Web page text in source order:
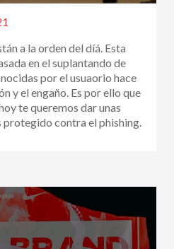
a la orden del díá. Esta
en el suplantando de
por el usuaorio hace
y el engaño. Es por ello que
te queremos dar unas
protegido contra el phishing.